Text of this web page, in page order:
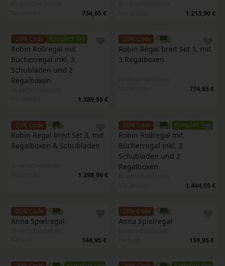
734,65 € 1.213,90 €
-20% Code Komplett-Set
Robin Rollregal mit
Bücherregal inkl. 3
Schubladen und 2
Regalboxen
1.289,55 €
-20% Code
Robin Regal breit Set 1, mit
3 Regalboxen
774,65 €
-20% Code
Robin Regal breit Set 3, mit
Regalboxen & Schubladen
1.298,90 €
-20% Code Komplett-Set
Robin Rollregal mit
Bücherregal inkl. 3
Schubladen und 2
Regalboxen
1.444,55 €
-20% Code
Anna Spielregal
144,95 €
-20% Code
Anna Spielregal
159,95 €